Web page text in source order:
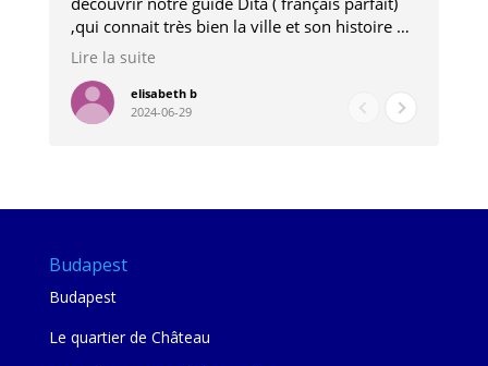
,qui connait très bien la ville et son histoire et
qui nous a permis d'accéder à des lieux
pour les restaurants . A la fin de notre séjour
nous étions plus avec une amie qu' une guide
Lire la suite
elisabeth b
2024-06-29
Budapest
Budapest
Le quartier de Château